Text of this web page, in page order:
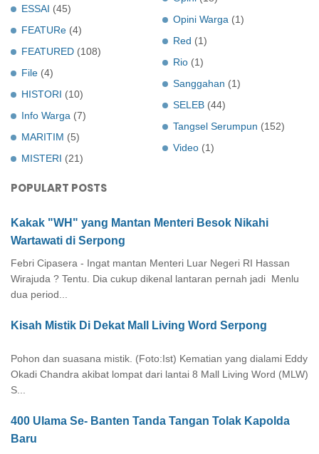
ESSAI (45)
FEATURe (4)
FEATURED (108)
File (4)
HISTORI (10)
Info Warga (7)
MARITIM (5)
MISTERI (21)
Opini Warga (1)
Red (1)
Rio (1)
Sanggahan (1)
SELEB (44)
Tangsel Serumpun (152)
Video (1)
POPULART POSTS
Kakak "WH" yang Mantan Menteri Besok Nikahi
Wartawati di Serpong
Febri Cipasera - Ingat mantan Menteri Luar Negeri RI Hassan
Wirajuda ? Tentu. Dia cukup dikenal lantaran pernah jadi Menlu
dua period...
Kisah Mistik Di Dekat Mall Living Word Serpong
Pohon dan suasana mistik. (Foto:Ist) Kematian yang dialami Eddy
Okadi Chandra akibat lompat dari lantai 8 Mall Living Word (MLW)
S...
400 Ulama Se- Banten Tanda Tangan Tolak Kapolda
Baru